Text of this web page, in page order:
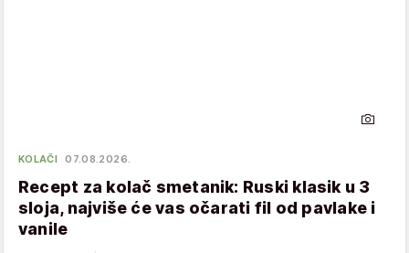
KOLAČI 07.08.2026.
Recept za kolač smetanik: Ruski klasik u 3
sloja, najviše će vas očarati fil od pavlake i
vanile